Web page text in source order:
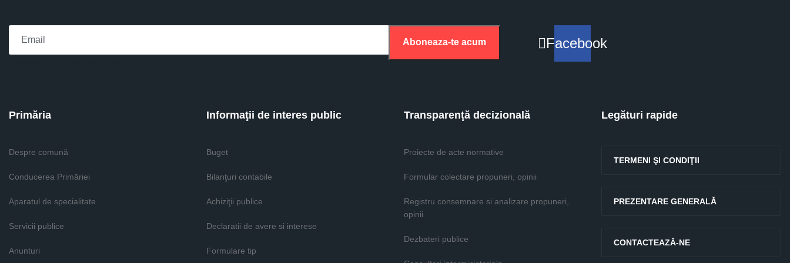
Aboneaza-te acum Facebook
Primăria
Despre comună
Conducerea Primăriei
Aparatul de specialitate
Servicii publice
Anunturi
Informaţii de interes public
Buget
Bilanţuri contabile
Achiziţii publice
Declaratii de avere si interese
Formulare tip
Transparenţă decizională
Proiecte de acte normative
Formular colectare propuneri, opinii
Registru consemnare si analizare propuneri,
opinii
Dezbateri publice
Legături rapide
TERMENI ŞI CONDIŢII
PREZENTARE GENERALĂ
CONTACTEAZĂ-NE